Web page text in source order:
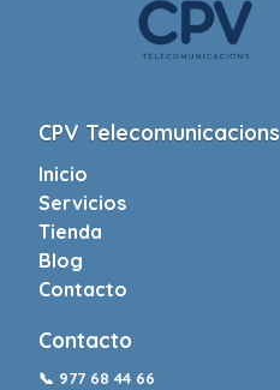
CPV Telecomunicacions
Inicio
Servicios
Tienda
Blog
Contacto
Contacto
📞 977 68 44 66